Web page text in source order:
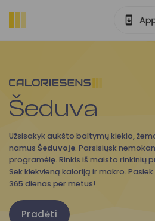
Šeduva
Užsisakyk aukšto baltymų kiekio,
namus Šeduvoje. Parsisiųsk
programėlę. Rinkis iš maisto rinkinių
Sek kiekvieną kaloriją ir makro.
365 dienas per metus!
Pradėti